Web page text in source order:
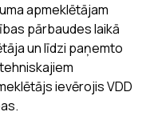
apmeklētājam
pārbaudes laikā
un līdzi paņemto
ievērojis VDD